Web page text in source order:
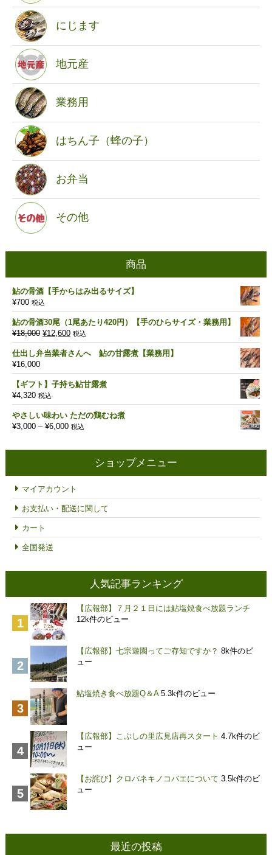
にじます
地元産
業務用
はちん子（蜂の子）
お弁当
その他
商品
鮎の骨酒【手からはみ出るサイズ】
¥700 税込
鮎の骨酒30尾（1尾あたり420円）【手のひらサイズ・業務用】
¥18,000 元
の
価
は
¥18,000
で
し
た。
¥12,600現
在
の
格
は
す。
税込
仕出し弁当業者さんへ 鮎の甘露煮【業務用】
¥16,000
【ギフト】子持ち鮎甘露煮
¥4,320 税込
やさしい味わい ただの鶏むね煮
¥3,000 – ¥6,000価
帯:
税込
ショップメニュー
マイアカウント
お支払い・配送に関して
カート
全国発送
人気記事ランキング
【広報部】７月２１日には鮎塩焼食べ放題ランチ
12k件のビュー
【広報部】七宗遊園ってご存知ですか？ 8k件のビ
ュー
鮎塩焼き食べ放題Q＆A 5.3k件のビュー
【広報部】こぶしの里広見店再スタート 4.7k件のビ
ュー
【お詫び】クロバネキノコバエについて 3.5k件のビ
ュー
最近の投稿